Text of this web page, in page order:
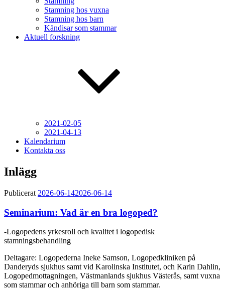
Stamning hos vuxna
Stamning hos barn
Kändisar som stammar
Aktuell forskning
2021-02-05
2021-04-13
Kalendarium
Kontakta oss
Inlägg
Publicerat 2026-06-142026-06-14
Seminarium: Vad är en bra logoped?
-Logopedens yrkesroll och kvalitet i logopedisk
stamningsbehandling
Deltagare: Logopederna Ineke Samson, Logopedkliniken på
Danderyds sjukhus samt vid Karolinska Institutet, och Karin Dahlin,
Logopedmottagningen, Västmanlands sjukhus Västerås, samt vuxna
som stammar och anhöriga till barn som stammar.